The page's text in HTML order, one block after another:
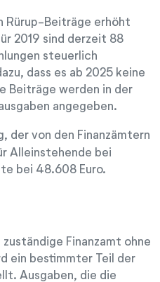
Rürup-Beiträge erhöht
2019 sind derzeit 88
steuerlich
dass es ab 2025 keine
Beiträge werden in der
angegeben.
der von den Finanzämtern
Alleinstehende bei
bei 48.608 Euro.
Finanzamt ohne
ein bestimmter Teil der
Ausgaben, die die